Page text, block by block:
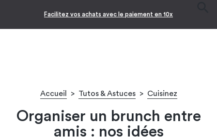
-10% pour les jeunes diplômés !* 🎉
Accueil > Tutos & Astuces > Cuisinez
Organiser un brunch entre
amis : nos idées